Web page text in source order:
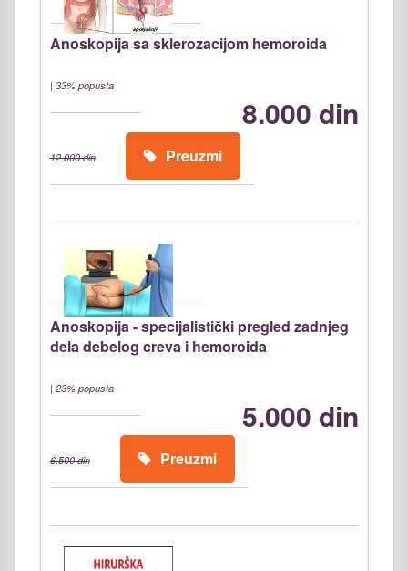
Anoskopija sa sklerozacijom hemoroida
| 33% popusta
8.000 din
12.000 din Preuzmi
Anoskopija - specijalistički pregled zadnjeg
dela debelog creva i hemoroida
| 23% popusta
5.000 din
6.500 din Preuzmi